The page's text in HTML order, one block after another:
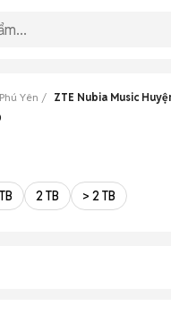
Yên ZTE Nubia Music
2 TB > 2 TB